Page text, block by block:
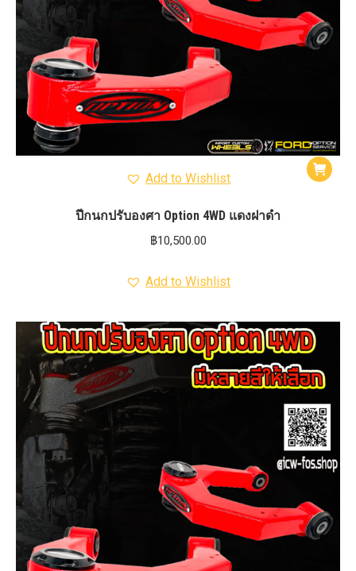
Add to Wishlist
ปีกนกปรับองศา Option 4WD แดงฝาดำ
฿10,500.00
Add to Wishlist